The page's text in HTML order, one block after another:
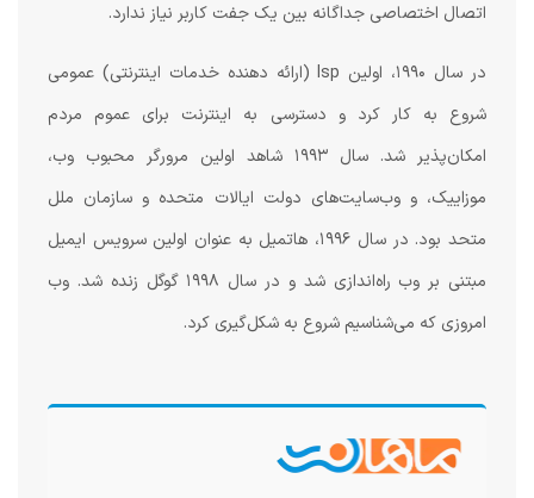
اتصال اختصاصی جداگانه بین یک جفت کاربر نیاز ندارد.
در سال ۱۹۹۰، اولین Isp (ارائه دهنده خدمات اینترنتی) عمومی
شروع به کار کرد و دسترسی به اینترنت برای عموم مردم
امکان‌پذیر شد. سال ۱۹۹۳ شاهد اولین مرورگر محبوب وب،
موزاییک، و وب‌سایت‌های دولت ایالات متحده و سازمان ملل
متحد بود. در سال ۱۹۹۶، هاتمیل به عنوان اولین سرویس ایمیل
مبتنی بر وب راه‌اندازی شد و در سال ۱۹۹۸ گوگل زنده شد. وب
امروزی که می‌شناسیم شروع به شکل‌گیری کرد.